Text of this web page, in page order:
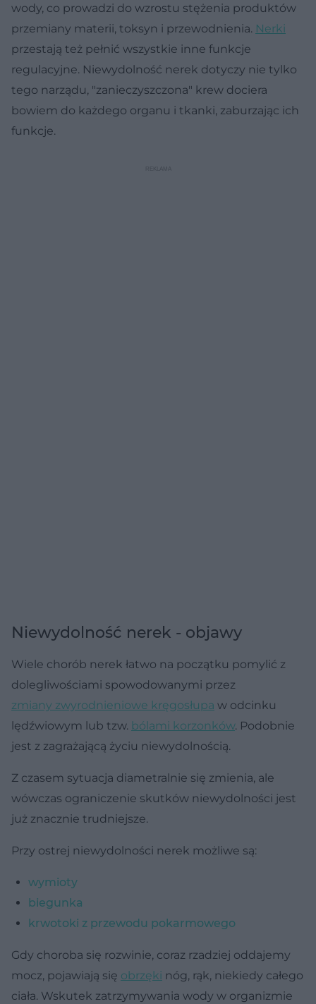
wody, co prowadzi do wzrostu stężenia produktów
przemiany materii, toksyn i przewodnienia. Nerki
przestają też pełnić wszystkie inne funkcje
regulacyjne. Niewydolność nerek dotyczy nie tylko
tego narządu, "zanieczyszczona" krew dociera
bowiem do każdego organu i tkanki, zaburzając ich
funkcje.
Niewydolność nerek - objawy
Wiele chorób nerek łatwo na początku pomylić z
dolegliwościami spowodowanymi przez
zmiany zwyrodnieniowe kręgosłupa w odcinku
lędźwiowym lub tzw. bólami korzonków. Podobnie
jest z zagrażającą życiu niewydolnością.
Z czasem sytuacja diametralnie się zmienia, ale
wówczas ograniczenie skutków niewydolności jest
już znacznie trudniejsze.
Przy ostrej niewydolności nerek możliwe są:
wymioty
biegunka
krwotoki z przewodu pokarmowego
Gdy choroba się rozwinie, coraz rzadziej oddajemy
mocz, pojawiają się obrzęki nóg, rąk, niekiedy całego
ciała. Wskutek zatrzymywania wody w organizmie